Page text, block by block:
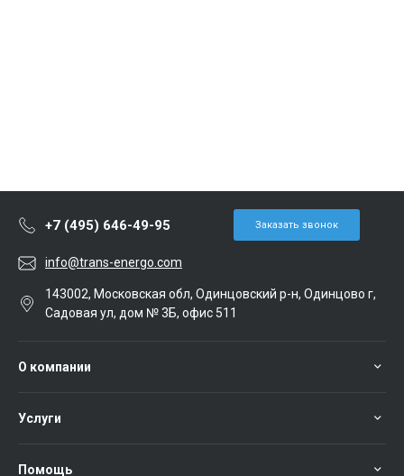
+7 (495) 646-49-95 Заказать звонок
info@trans-energo.com
143002, Московская обл, Одинцовский р-н, Одинцово г,
Садовая ул, дом № 3Б, офис 511
О компании
Услуги
Помощь